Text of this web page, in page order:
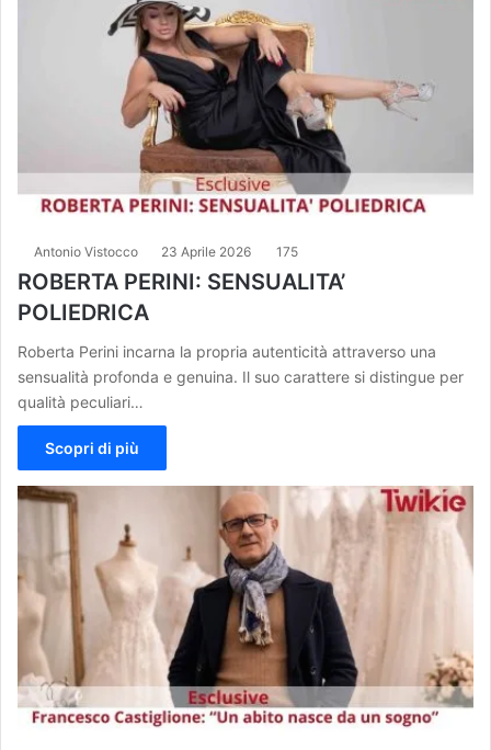
Antonio Vistocco 23 Aprile 2026 175
ROBERTA PERINI: SENSUALITA’
POLIEDRICA
Roberta Perini incarna la propria autenticità attraverso una
sensualità profonda e genuina. Il suo carattere si distingue per
qualità peculiari…
Scopri di più